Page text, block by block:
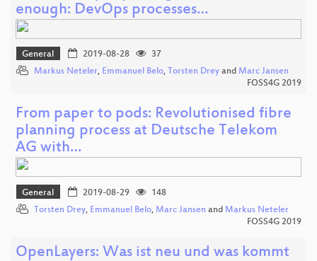
enough: DevOps processes…
General 2019-08-28
37
Markus Neteler, Emmanuel Belo, Torsten Drey and Marc Jansen
FOSS4G 2019
From paper to pods: Revolutionised fibre
planning process at Deutsche Telekom
AG with…
General 2019-08-29
148
Torsten Drey, Emmanuel Belo, Marc Jansen and Markus Neteler
FOSS4G 2019
OpenLayers: Was ist neu und was kommt